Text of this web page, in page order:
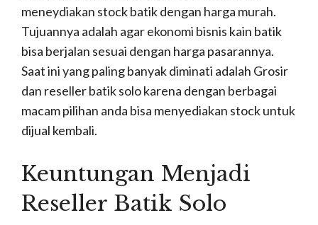
meneydiakan stock batik dengan harga murah.
Tujuannya adalah agar ekonomi bisnis kain batik
bisa berjalan sesuai dengan harga pasarannya.
Saat ini yang paling banyak diminati adalah Grosir
dan reseller batik solo karena dengan berbagai
macam pilihan anda bisa menyediakan stock untuk
dijual kembali.
Keuntungan Menjadi
Reseller Batik Solo